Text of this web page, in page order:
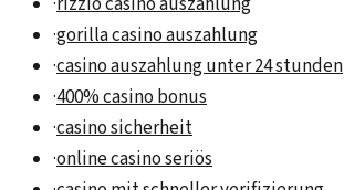
·gorilla casino auszahlung
·casino auszahlung unter 24 stunden
·400% casino bonus
·casino sicherheit
·online casino seriös